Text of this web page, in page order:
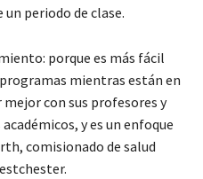
periodo de clase.
porque es más fácil
mientras están en
mejor con sus profesores y
y es un enfoque
comisionado de salud